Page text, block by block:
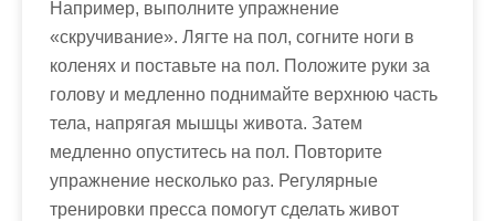
Например, выполните упражнение
«скручивание». Лягте на пол, согните ноги в
коленях и поставьте на пол. Положите руки за
голову и медленно поднимайте верхнюю часть
тела, напрягая мышцы живота. Затем
медленно опуститесь на пол. Повторите
упражнение несколько раз. Регулярные
тренировки пресса помогут сделать живот